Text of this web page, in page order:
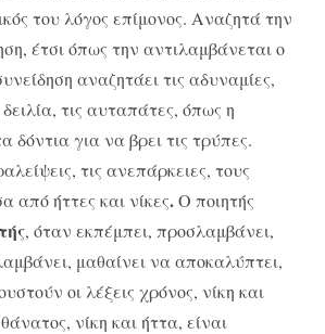
του λόγος επίμονος. Αναζητά την
έτσι όπως την αντιλαμβάνεται ο
αναζητάει τις αδυναμίες,
τις αυταπάτες, όπως η
δόντια για να βρει τις τρύπες.
τις ανεπάρκειες, τους
από ήττες και νίκες.Ο ποιητής
, όταν εκπέμπει, προσλαμβάνει,
μαθαίνει να αποκαλύπτει,
οι λέξεις χρόνος, νίκη και
νίκη και ήττα, είναι